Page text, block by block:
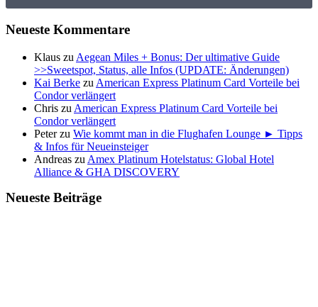
Neueste Kommentare
Klaus zu Aegean Miles + Bonus: Der ultimative Guide
>>Sweetspot, Status, alle Infos (UPDATE: Änderungen)
Kai Berke zu American Express Platinum Card Vorteile bei
Condor verlängert
Chris zu American Express Platinum Card Vorteile bei
Condor verlängert
Peterzu Wie kommt man in die Flughafen Lounge ► Tipps
& Infos für Neueinsteiger
Andreas zu Amex Platinum Hotelstatus: Global Hotel
Alliance & GHA DISCOVERY
Neueste Beiträge